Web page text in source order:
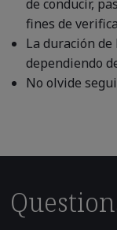
de conducir,
fines de
La duración
dependiendo
No olvide